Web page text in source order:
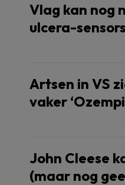
Vlag kan nog
ulcera-sensors
Artsen in VS
vaker
John Cleese
(maar nog